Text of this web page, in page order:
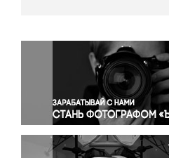
Окружающая среда
Политика
Правосудие
Происшествия и
Религия
Светская жизнь
Спорт